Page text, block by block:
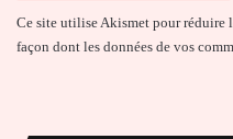
Ce site utilise Akismet pour réduire
façon dont les données de vos